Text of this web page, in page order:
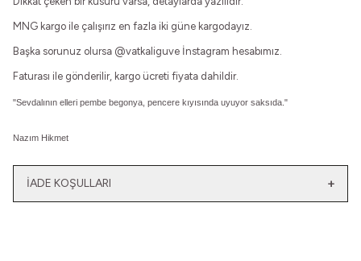
MNG kargo ile çalışırız en fazla iki güne kargodayız.
Başka sorunuz olursa @vatkaliguve İnstagram hesabımız.
Faturası ile gönderilir, kargo ücreti fiyata dahildir.
"Sevdalının elleri pembe begonya, pencere kıyısında uyuyor saksıda."
Nazım Hikmet
İADE KOŞULLARI